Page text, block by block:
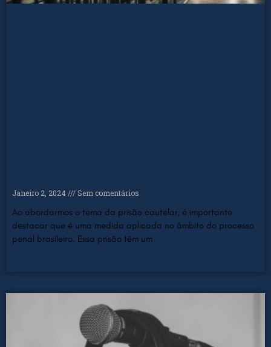
Janeiro 2, 2024 Sem comentários
Ao abordarmos o tema da prisão cautelar, é importante
destacar que é uma medida aplicada no âmbito do processo
penal brasileiro. Essa prisão têm um